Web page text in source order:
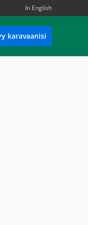
In English
karavaanisi